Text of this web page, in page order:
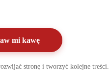
mi kawę
stronę i tworzyć kolejne treści.